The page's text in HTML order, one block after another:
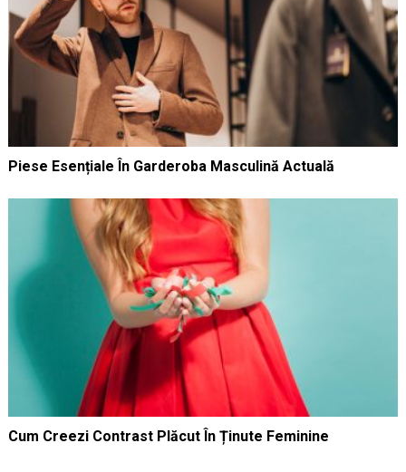
Piese Esențiale În Garderoba Masculină Actuală
Cum Creezi Contrast Plăcut În Ținute Feminine